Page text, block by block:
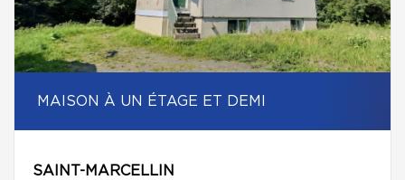
MAISON À UN ÉTAGE ET DEMI
SAINT-MARCELLIN